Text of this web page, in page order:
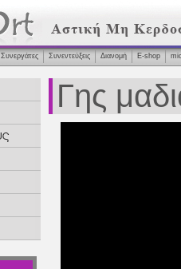
Συνεργάτες Συνεντεύξεις Διανομή Ε-shop
Γης